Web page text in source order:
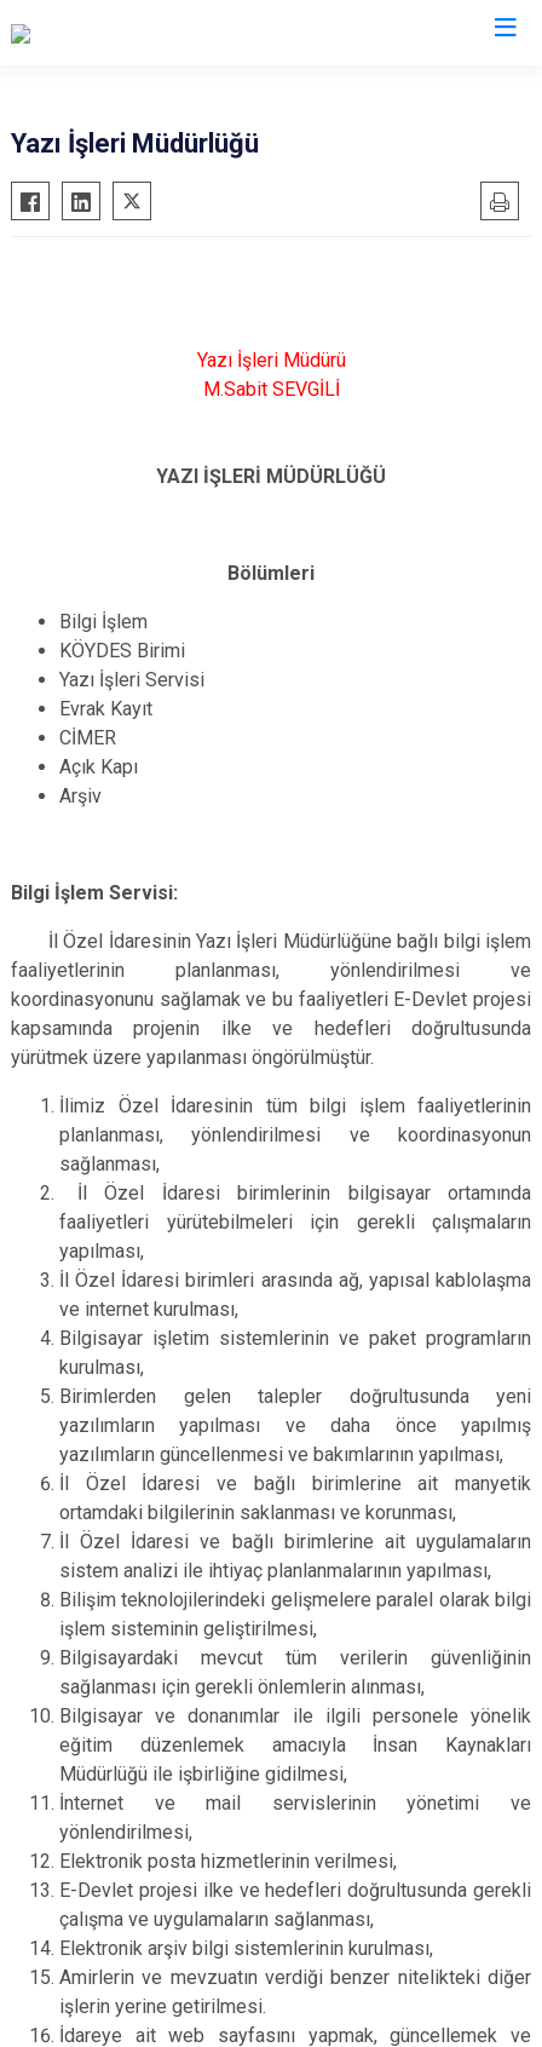
Yazı İşleri Müdürlüğü
Yazı İşleri Müdürü
M.Sabit SEVGİLİ
YAZI İŞLERİ MÜDÜRLÜĞÜ
Bölümleri
Bilgi İşlem
KÖYDES Birimi
Yazı İşleri Servisi
Evrak Kayıt
CİMER
Açık Kapı
Arşiv
Bilgi İşlem Servisi:
İl Özel İdaresinin Yazı İşleri Müdürlüğüne bağlı bilgi işlem
faaliyetlerinin planlanması, yönlendirilmesi ve
koordinasyonunu sağlamak ve bu faaliyetleri E-Devlet projesi
kapsamında projenin ilke ve hedefleri doğrultusunda
yürütmek üzere yapılanması öngörülmüştür.
İlimiz Özel İdaresinin tüm bilgi işlem faaliyetlerinin
planlanması, yönlendirilmesi ve koordinasyonun
sağlanması,
İl Özel İdaresi birimlerinin bilgisayar ortamında
faaliyetleri yürütebilmeleri için gerekli çalışmaların
yapılması,
İl Özel İdaresi birimleri arasında ağ, yapısal kablolaşma
ve internet kurulması,
Bilgisayar işletim sistemlerinin ve paket programların
kurulması,
Birimlerden gelen talepler doğrultusunda yeni
yazılımların yapılması ve daha önce yapılmış
yazılımların güncellenmesi ve bakımlarının yapılması,
İl Özel İdaresi ve bağlı birimlerine ait manyetik
ortamdaki bilgilerinin saklanması ve korunması,
İl Özel İdaresi ve bağlı birimlerine ait uygulamaların
sistem analizi ile ihtiyaç planlanmalarının yapılması,
Bilişim teknolojilerindeki gelişmelere paralel olarak bilgi
işlem sisteminin geliştirilmesi,
Bilgisayardaki mevcut tüm verilerin güvenliğinin
sağlanması için gerekli önlemlerin alınması,
Bilgisayar ve donanımlar ile ilgili personele yönelik
eğitim düzenlemek amacıyla İnsan Kaynakları
Müdürlüğü ile işbirliğine gidilmesi,
İnternet ve mail servislerinin yönetimi ve
yönlendirilmesi,
Elektronik posta hizmetlerinin verilmesi,
E-Devlet projesi ilke ve hedefleri doğrultusunda gerekli
çalışma ve uygulamaların sağlanması,
Elektronik arşiv bilgi sistemlerinin kurulması,
Amirlerin ve mevzuatın verdiği benzer nitelikteki diğer
işlerin yerine getirilmesi.
İdareye ait web sayfasını yapmak, güncellemek ve